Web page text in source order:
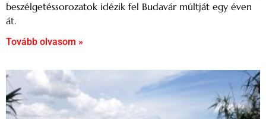
beszélgetéssorozatok idézik fel Budavár múltját egy éven
át.
Tovább olvasom »